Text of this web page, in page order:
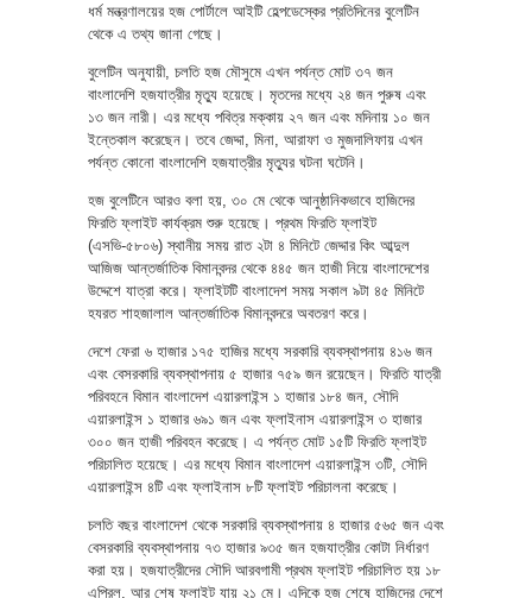
ধর্ম মন্ত্রণালয়ের হজ পোর্টালে আইটি হেল্পডেস্কের প্রতিদিনের বুলেটিন
থেকে এ তথ্য জানা গেছে।
বুলেটিন অনুযায়ী, চলতি হজ মৌসুমে এখন পর্যন্ত মোট ৩৭ জন
বাংলাদেশি হজযাত্রীর মৃত্যু হয়েছে। মৃতদের মধ্যে ২৪ জন পুরুষ এবং
১৩ জন নারী। এর মধ্যে পবিত্র মক্কায় ২৭ জন এবং মদিনায় ১০ জন
ইন্তেকাল করেছেন। তবে জেদ্দা, মিনা, আরাফা ও মুজদালিফায় এখন
পর্যন্ত কোনো বাংলাদেশি হজযাত্রীর মৃত্যুর ঘটনা ঘটেনি।
হজ বুলেটিনে আরও বলা হয়, ৩০ মে থেকে আনুষ্ঠানিকভাবে হাজিদের
ফিরতি ফ্লাইট কার্যক্রম শুরু হয়েছে। প্রথম ফিরতি ফ্লাইট
(এসভি-৫৮০৬) স্থানীয় সময় রাত ২টা ৪ মিনিটে জেদ্দার কিং আব্দুল
আজিজ আন্তর্জাতিক বিমানবন্দর থেকে ৪৪৫ জন হাজী নিয়ে বাংলাদেশের
উদ্দেশে যাত্রা করে। ফ্লাইটটি বাংলাদেশ সময় সকাল ৯টা ৪৫ মিনিটে
হযরত শাহজালাল আন্তর্জাতিক বিমানবন্দরে অবতরণ করে।
দেশে ফেরা ৬ হাজার ১৭৫ হাজির মধ্যে সরকারি ব্যবস্থাপনায় ৪১৬ জন
এবং বেসরকারি ব্যবস্থাপনায় ৫ হাজার ৭৫৯ জন রয়েছেন। ফিরতি যাত্রী
পরিবহনে বিমান বাংলাদেশ এয়ারলাইন্স ১ হাজার ১৮৪ জন, সৌদি
এয়ারলাইন্স ১ হাজার ৬৯১ জন এবং ফ্লাইনাস এয়ারলাইন্স ৩ হাজার
৩০০ জন হাজী পরিবহন করেছে। এ পর্যন্ত মোট ১৫টি ফিরতি ফ্লাইট
পরিচালিত হয়েছে। এর মধ্যে বিমান বাংলাদেশ এয়ারলাইন্স ৩টি, সৌদি
এয়ারলাইন্স ৪টি এবং ফ্লাইনাস ৮টি ফ্লাইট পরিচালনা করেছে।
চলতি বছর বাংলাদেশ থেকে সরকারি ব্যবস্থাপনায় ৪ হাজার ৫৬৫ জন এবং
বেসরকারি ব্যবস্থাপনায় ৭৩ হাজার ৯৩৫ জন হজযাত্রীর কোটা নির্ধারণ
করা হয়। হজযাত্রীদের সৌদি আরবগামী প্রথম ফ্লাইট পরিচালিত হয় ১৮
এপ্রিল, আর শেষ ফ্লাইট যায় ২১ মে। এদিকে হজ শেষে হাজিদের দেশে